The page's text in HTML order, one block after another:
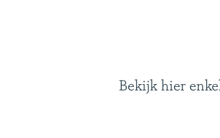
Bekijk hier